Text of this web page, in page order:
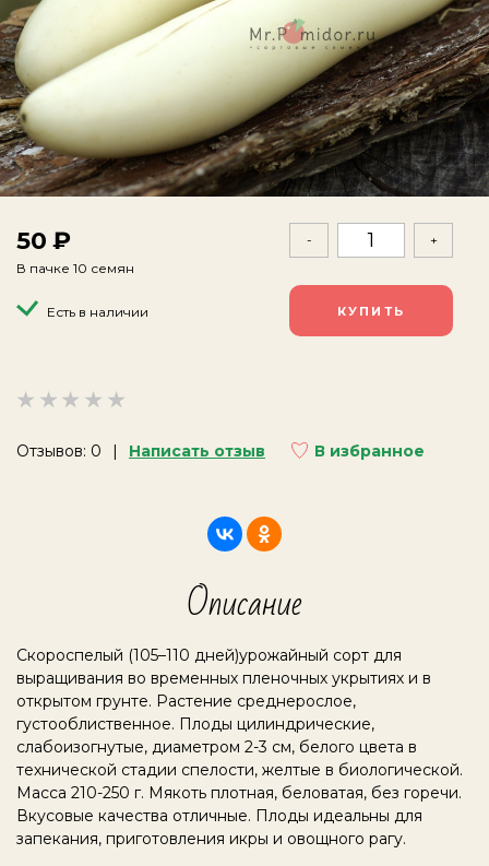
Отзывов: 0 Написать отзыв В избранное
50
В пачке 10 семян
Есть в наличии
- +
Описание
Скороспелый (105–110 дней)урожайный сорт для
выращивания во временных пленочных укрытиях и в
открытом грунте. Растение среднерослое,
густооблиственное. Плоды цилиндрические,
слабоизогнутые, диаметром 2-3 см, белого цвета в
технической стадии спелости, желтые в биологической.
Масса 210-250 г. Мякоть плотная, беловатая, без горечи.
Вкусовые качества отличные. Плоды идеальны для
запекания, приготовления икры и овощного рагу.